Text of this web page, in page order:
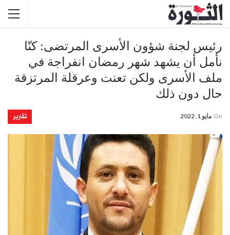
رئيس لجنة شؤون الأسرى المرتضى: كنّا
نأمل أن يشهد شهر رمضان انفراجة في
ملف الأسرى ولكن تعنت وعرقلة المرتزقة
حال دون ذلك
تقارير On مايو 1, 2022